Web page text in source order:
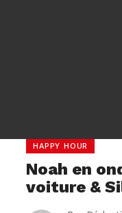
HAPPY HOUR
Noah en
voiture &